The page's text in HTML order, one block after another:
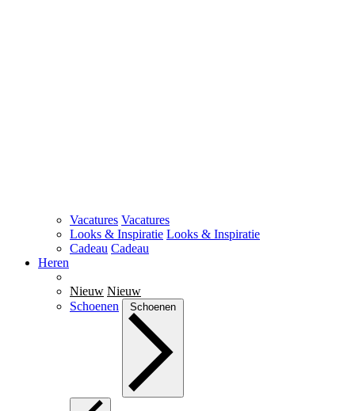
Vacatures Vacatures
Looks & Inspiratie Looks & Inspiratie
Cadeau Cadeau
Heren
Nieuw Nieuw
Schoenen
Schoenen